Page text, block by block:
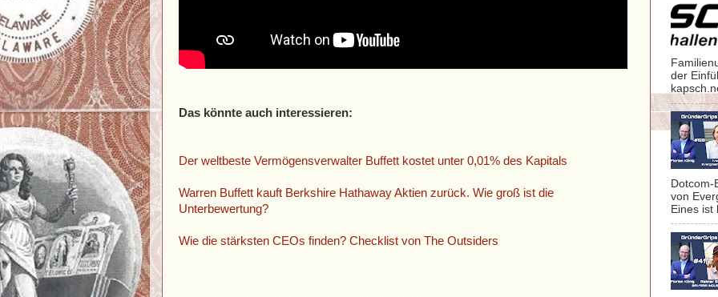
Das könnte auch interessieren:
Der weltbeste Vermögensverwalter Buffett kostet unter 0,01% des Kapitals
Warren Buffett kauft Berkshire Hathaway Aktien zurück. Wie groß ist die
Unterbewertung?
Wie die stärksten CEOs finden? Checklist von The Outsiders
der
Dotcom-
von
Eines ist